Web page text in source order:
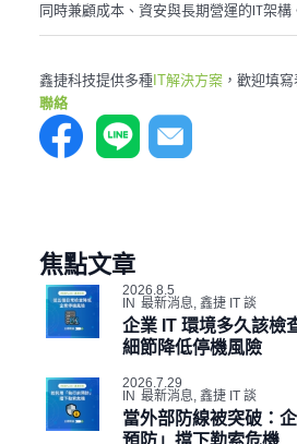
同時兼顧成本、資安與長期營運的IT架構
鑫捷科技提供多種IT解決方案，歡迎填
聯絡
焦點文章
2026.8.5
IN 最新消息, 鑫捷 IT 談
企業 IT 環境多久該檢
細節降低停機風險
2026.7.29
IN 最新消息, 鑫捷 IT 談
當外部防線被突破：
預防」擋下勒索危機